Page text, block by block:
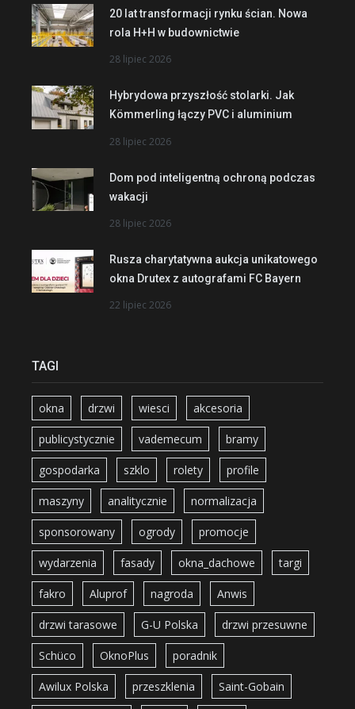
20 lat transformacji rynku ścian. Nowa
rola H+H w budownictwie
28 lipiec 2026
Hybrydowa przyszłość stolarki. Jak
Kömmerling łączy PVC i aluminium
28 lipiec 2026
Dom pod inteligentną ochroną podczas
wakacji
28 lipiec 2026
Rusza charytatywna aukcja unikatowego
okna Drutex z autografami FC Bayern
22 lipiec 2026
TAGI
okna drzwi wiesci akcesoria
publicystycznie vademecum bramy
gospodarka szklo rolety profile
maszyny analitycznie normalizacja
sponsorowany ogrody promocje
wydarzenia fasady okna_dachowe targi
fakro Aluprof nagroda Anwis
drzwi tarasowe G-U Polska drzwi przesuwne
Schüco OknoPlus poradnik
Awilux Polska przeszklenia Saint-Gobain